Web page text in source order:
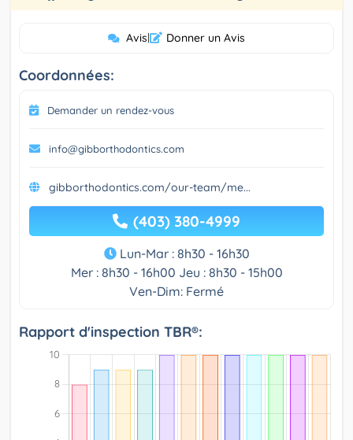
Avis| Donner un Avis
Coordonnées:
Demander un rendez-vous
info@gibborthodontics.com
gibborthodontics.com/our-team/me...
(403) 380-4999
Lun-Mar : 8h30 - 16h30
Mer : 8h30 - 16h00 Jeu : 8h30 - 15h00
Ven-Dim: Fermé
Rapport d'inspection TBR®: